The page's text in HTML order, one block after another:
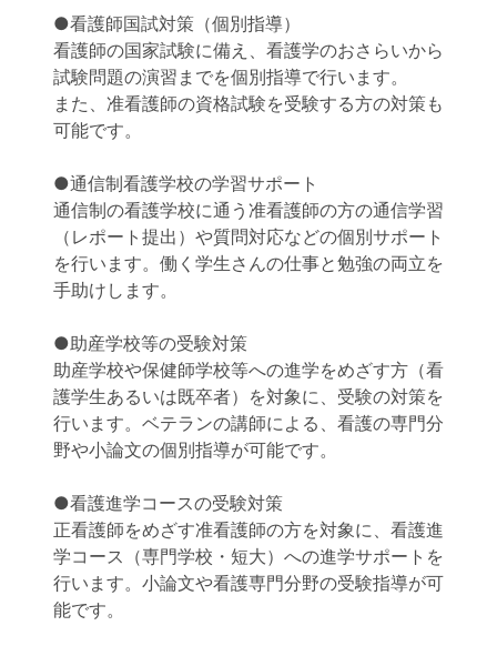
●看護師国試対策（個別指導）
看護師の国家試験に備え、看護学のおさらいから
試験問題の演習までを個別指導で行います。
また、准看護師の資格試験を受験する方の対策も
可能です。
●通信制看護学校の学習サポート
通信制の看護学校に通う准看護師の方の通信学習
（レポート提出）や質問対応などの個別サポート
を行います。働く学生さんの仕事と勉強の両立を
手助けします。
●助産学校等の受験対策
助産学校や保健師学校等への進学をめざす方（看
護学生あるいは既卒者）を対象に、受験の対策を
行います。ベテランの講師による、看護の専門分
野や小論文の個別指導が可能です。
●看護進学コースの受験対策
正看護師をめざす准看護師の方を対象に、看護進
学コース（専門学校・短大）への進学サポートを
行います。小論文や看護専門分野の受験指導が可
能です。